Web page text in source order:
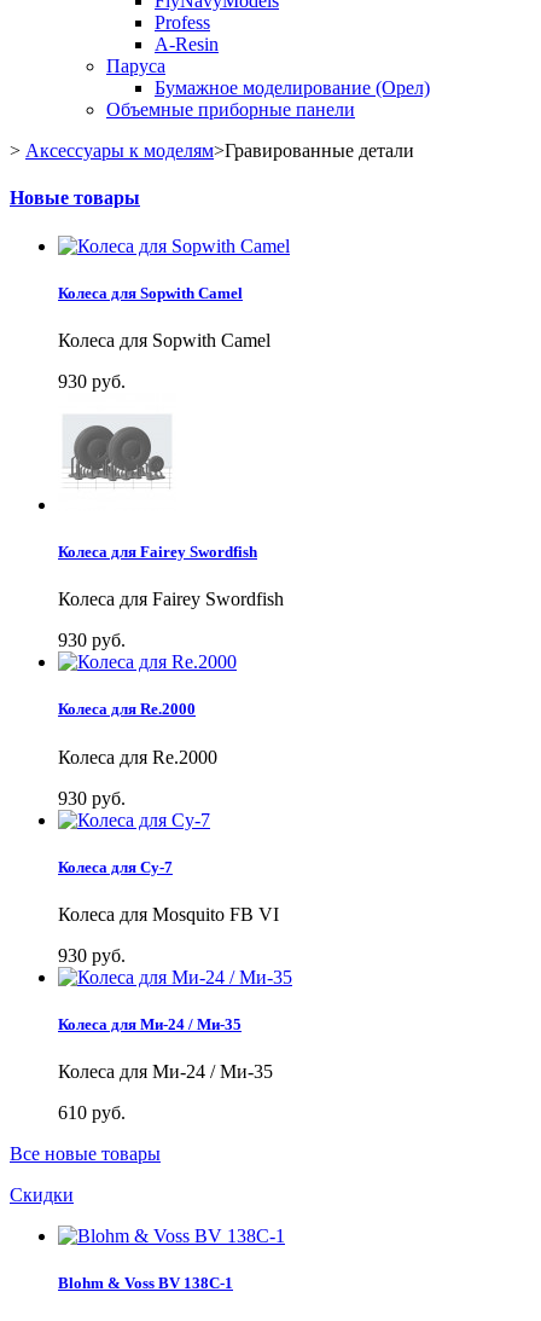
Profess
A-Resin
Паруса
Бумажное моделирование (Орел)
Объемные приборные панели
> Аксессуары к моделям>Гравированные детали
Новые товары
Колеса для Sopwith Camel
Колеса для Sopwith Camel
930 руб.
Колеса для Fairey Swordfish
Колеса для Fairey Swordfish
930 руб.
Колеса для Re.2000
Колеса для Re.2000
930 руб.
Колеса для Су-7
Колеса для Mosquito FB VI
930 руб.
Колеса для Ми-24 / Ми-35
Колеса для Ми-24 / Ми-35
610 руб.
Все новые товары
Скидки
Blohm & Voss BV 138C-1